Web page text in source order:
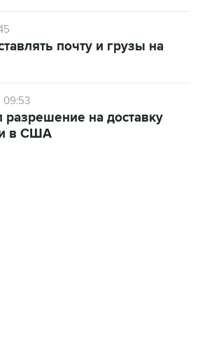
почту и грузы на
09:53
разрешение на доставку
в США